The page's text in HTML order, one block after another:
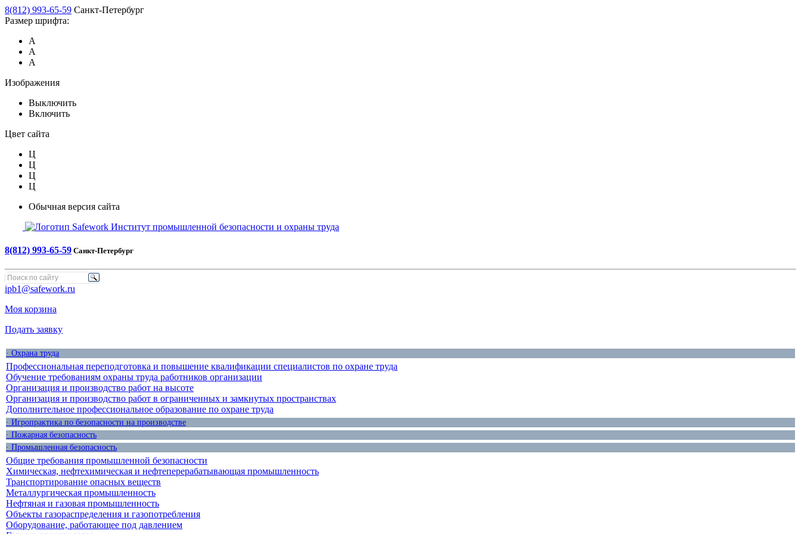
8(812) 993-65-59 Санкт-Петербург
Размер шрифта:
А
А
А
Изображения
Выключить
Включить
Цвет сайта
Ц
Ц
Ц
Ц
Обычная версия сайта
Safework Институт промышленной безопасности и охраны труда
8(812) 993-65-59 Санкт-Петербург
ipb1@safework.ru
Моя корзина
Подать заявку
· Охрана труда
Профессиональная переподготовка и повышение квалификации специалистов по охране труда
Обучение требованиям охраны труда работников организации
Организация и производство работ на высоте
Организация и производство работ в ограниченных и замкнутых пространствах
Дополнительное профессиональное образование по охране труда
· Игропрактика по безопасности на производстве
· Пожарная безопасность
· Промышленная безопасность
Общие требования промышленной безопасности
Химическая, нефтехимическая и нефтеперерабатывающая промышленность
Транспортирование опасных веществ
Металлургическая промышленность
Нефтяная и газовая промышленность
Объекты газораспределения и газопотребления
Оборудование, работающее под давлением